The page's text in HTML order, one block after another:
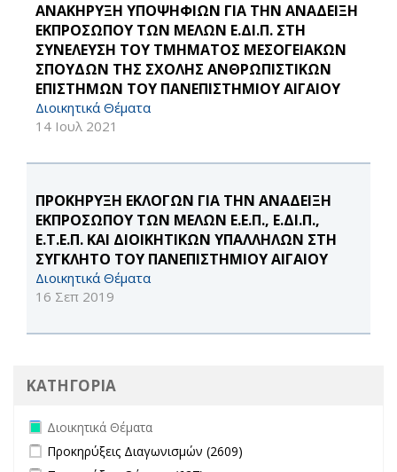
ΑΝΑΚΗΡΥΞΗ ΥΠΟΨΗΦΙΩΝ ΓΙΑ ΤΗΝ ΑΝΑΔΕΙΞΗ
ΕΚΠΡΟΣΩΠΟΥ ΤΩΝ ΜΕΛΩΝ Ε.ΔΙ.Π. ΣΤΗ
ΣΥΝΕΛΕΥΣΗ ΤΟΥ ΤΜΗΜΑΤΟΣ ΜΕΣΟΓΕΙΑΚΩΝ
ΣΠΟΥΔΩΝ ΤΗΣ ΣΧΟΛΗΣ ΑΝΘΡΩΠΙΣΤΙΚΩΝ
ΕΠΙΣΤΗΜΩΝ ΤΟΥ ΠΑΝΕΠΙΣΤΗΜΙΟΥ ΑΙΓΑΙΟΥ
Διοικητικά Θέματα
14 Ιουλ 2021
ΠΡΟΚΗΡΥΞΗ ΕΚΛΟΓΩΝ ΓΙΑ ΤΗΝ ΑΝΑΔΕΙΞΗ
ΕΚΠΡΟΣΩΠΟΥ ΤΩΝ ΜΕΛΩΝ Ε.Ε.Π., Ε.ΔΙ.Π.,
Ε.Τ.Ε.Π. ΚΑΙ ΔΙΟΙΚΗΤΙΚΩΝ ΥΠΑΛΛΗΛΩΝ ΣΤΗ
ΣΥΓΚΛΗΤΟ ΤΟΥ ΠΑΝΕΠΙΣΤΗΜΙΟΥ ΑΙΓΑΙΟΥ
Διοικητικά Θέματα
16 Σεπ 2019
ΚΑΤΗΓΟΡΙΑ
Remove Διοικητικά Θέματα filter
Διοικητικά Θέματα
Apply Προκηρύξεις Διαγωνισμών filter
Προκηρύξεις Διαγωνισμών (2609)